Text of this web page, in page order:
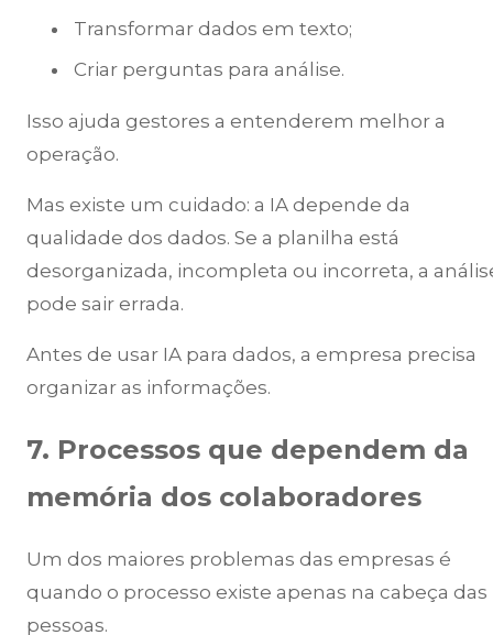
Transformar dados em texto;
Criar perguntas para análise.
Isso ajuda gestores a entenderem melhor a
operação.
Mas existe um cuidado: a IA depende da
qualidade dos dados. Se a planilha está
desorganizada, incompleta ou incorreta, a
pode sair errada.
Antes de usar IA para dados, a empresa precisa
organizar as informações.
7. Processos que dependem da
memória dos colaboradores
Um dos maiores problemas das empresas é
quando o processo existe apenas na cabeça das
pessoas.